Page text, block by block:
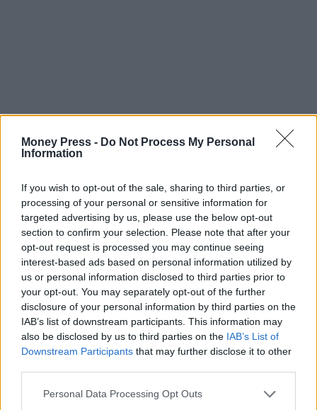
Money Press - Do Not Process My Personal
Information
If you wish to opt-out of the sale, sharing to third parties, or
processing of your personal or sensitive information for
targeted advertising by us, please use the below opt-out
section to confirm your selection. Please note that after your
opt-out request is processed you may continue seeing
interest-based ads based on personal information utilized by
us or personal information disclosed to third parties prior to
your opt-out. You may separately opt-out of the further
disclosure of your personal information by third parties on the
IAB’s list of downstream participants. This information may
also be disclosed by us to third parties on the IAB’s List of
Downstream Participants that may further disclose it to other
Personal Data Processing Opt Outs